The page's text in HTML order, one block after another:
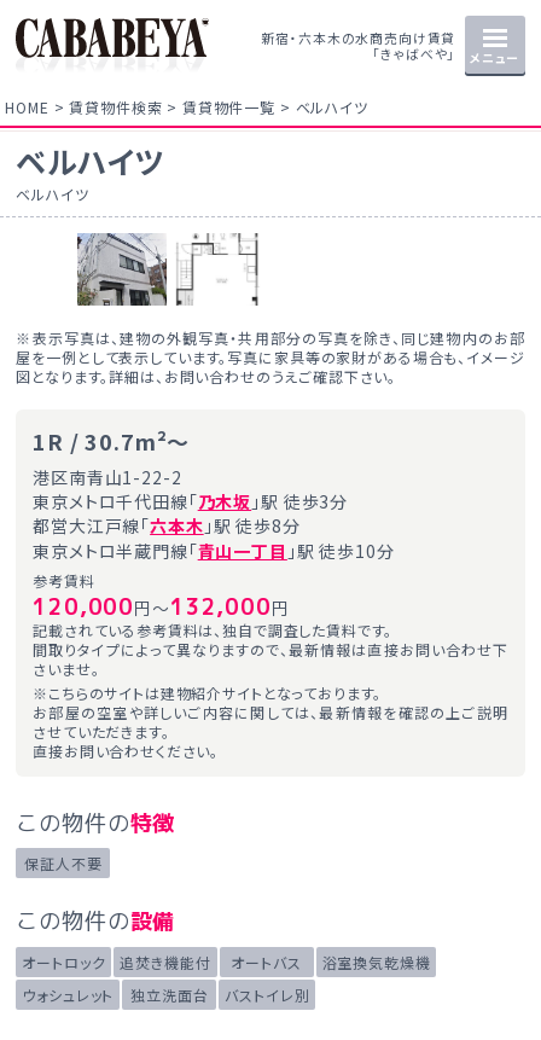
新宿・六本木の水商売向け賃貸
「きゃばべや」
メニュー
HOME 賃貸物件検索 賃貸物件一覧 ベルハイツ
ベルハイツ
ベルハイツ
※表示写真は、建物の外観写真・共用部分の写真を除き、同じ建物内のお部
屋を一例として表示しています。写真に家具等の家財がある場合も、イメージ
図となります。詳細は、お問い合わせのうえご確認下さい。
1R / 30.7m²～
港区南青山1-22-2
東京メトロ千代田線「乃木坂 」駅 徒歩3分
都営大江戸線「六本木 」駅 徒歩8分
東京メトロ半蔵門線「青山一丁目 」駅 徒歩10分
参考賃料
120,000円～132,000円
記載されている参考賃料は、独自で調査した賃料です。
間取りタイプによって異なりますので、最新情報は直接お問い合わせ下
さいませ。
※こちらのサイトは建物紹介サイトとなっております。
お部屋の空室や詳しいご内容に関しては、最新情報を確認の上ご説明
させていただきます。
直接お問い合わせください。
この物件の特徴
保証人不要
この物件の設備
オートロック 追焚き機能付 オートバス
浴室換気乾燥機
ウォシュレット
独立洗面台 バストイレ別